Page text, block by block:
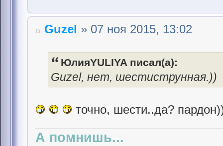
Guzel » 07 ноя 2015, 13:02
ЮлияYULIYA писал(а):
Guzel, нет, шестиструнная.))
точно, шести..да?
А помнишь...